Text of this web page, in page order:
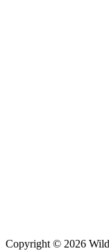
Copyright © 2026